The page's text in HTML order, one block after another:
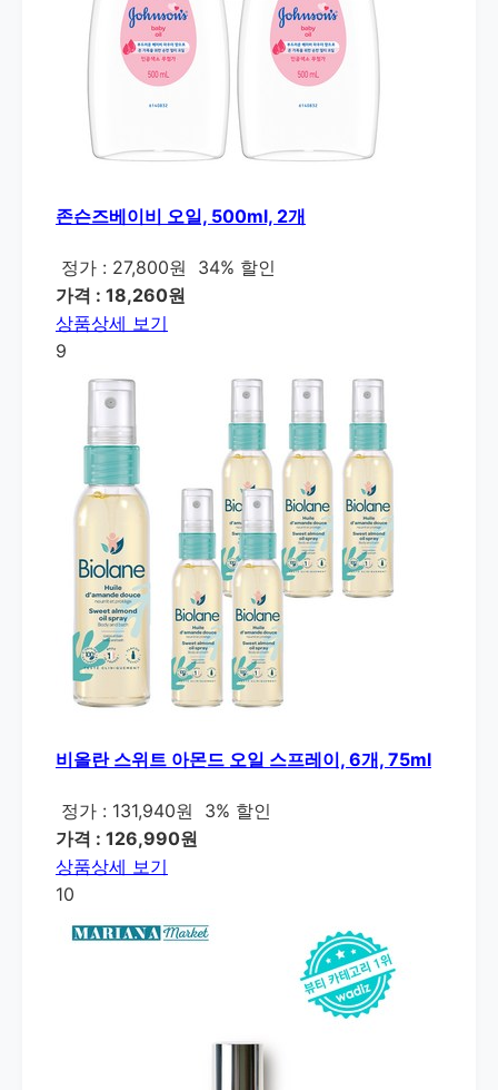
존슨즈베이비 오일, 500ml, 2개
정가 : 27,800원
34% 할인
가격 : 18,260원
상품상세 보기
9
비올란 스위트 아몬드 오일 스프레이, 6개, 75ml
정가 : 131,940원
3% 할인
가격 : 126,990원
상품상세 보기
10